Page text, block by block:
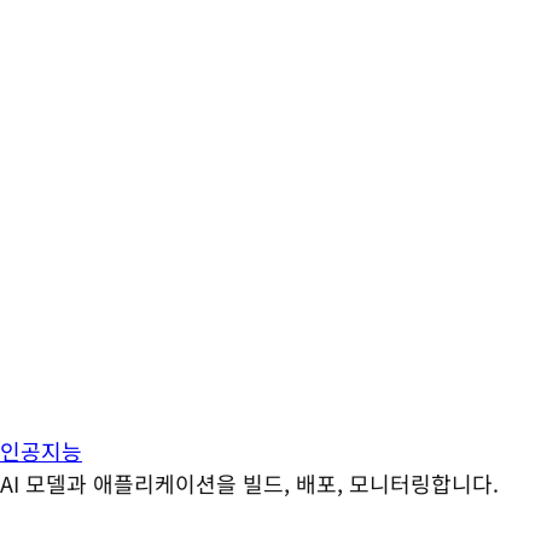
인공지능
AI 모델과 애플리케이션을 빌드, 배포, 모니터링합니다.